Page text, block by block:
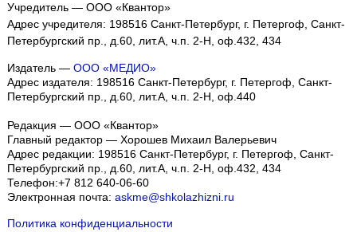
Учредитель — ООО «Квантор»
Адрес учредителя: 198516 Санкт-Петербург, г. Петергоф, Санкт-
Петербургский пр., д.60, лит.А, ч.п. 2-Н, оф.432, 434
Издатель — ООО «МЕДИО»
Адрес издателя: 198516 Санкт-Петербург, г. Петергоф, Санкт-
Петербургский пр., д.60, лит.А, ч.п. 2-Н, оф.440
Редакция — ООО «Квантор»
Главный редактор — Хорошев Михаил Валерьевич
Адрес редакции: 198516 Санкт-Петербург, г. Петергоф, Санкт-
Петербургский пр., д.60, лит.А, ч.п. 2-Н, оф.432, 434
Телефон:+7 812 640-06-60
Электронная почта: askme@shkolazhizni.ru
Политика конфиденциальности